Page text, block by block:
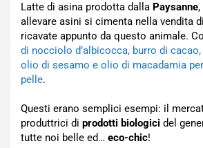
Latte di asina prodotta dalla Paysanne,
allevare asini si cimenta nella vendita di
ricavate appunto da questo animale.
di nocciolo d’albicocca, burro di
olio di sesamo e olio di macadamia
pelle.
Questi erano semplici esempi: il
produttrici di prodotti biologici del
tutte noi belle ed… eco-chic!